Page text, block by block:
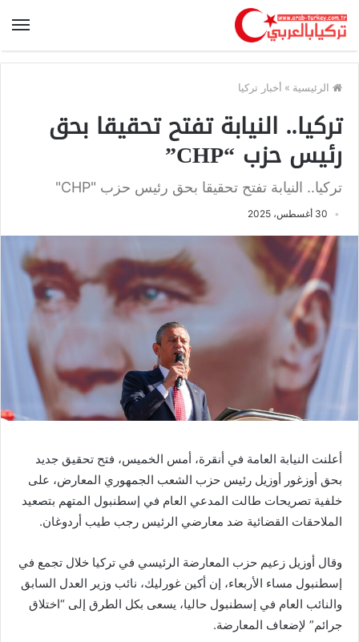
الرئيسية » أخبار تركيا
تركيا.. النيابة تفتح تحقيقا بحق
رئيس حزب “CHP”
تركيا.. النيابة تفتح تحقيقا بحق رئيس حزب "CHP"
30 أغسطس، 2025
أعلنت النيابة العامة في أنقرة، أمس الخميس، فتح تحقيق جديد
بحق أوزغور أوزيل رئيس حزب الشعب الجمهوري المعارض، على
خلفية تصريحات طالت المدعي العام في إسطنبول المتهم بتصعيد
الملاحقات القضائية ضد معارضي الرئيس رجب طيب أردوغان.
وقال أوزيل زعيم حزب المعارضة الرئيسي في تركيا خلال تجمع في
إسطنبول مساء الأربعاء، إن أكين غورليك، نائب وزير العدل السابق
والنائب العام في إسطنبول حاليا، يسعى بكل الطرق إلى “اختلاق
جرائم” لإضعاف المعارضة.